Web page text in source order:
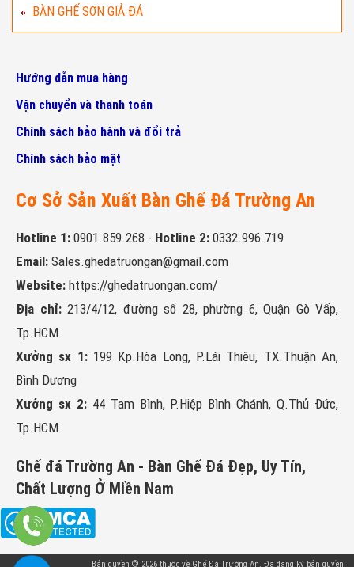
BÀN GHẾ SƠN GIẢ ĐÁ
Hướng dẫn mua hàng
Vận chuyển và thanh toán
Chính sách bảo hành và đổi trả
Chính sách bảo mật
Cơ Sở Sản Xuất Bàn Ghế Đá Trường An
Hotline 1: 0901.859.268 - Hotline 2: 0332.996.719
Email: Sales.ghedatruongan@gmail.com
Website: https://ghedatruongan.com/
Địa chỉ:213/4/12, đường số 28, phường 6, Quận Gò Vấp,
Tp.HCM
Xưởng sx 1:199 Kp.Hòa Long, P.Lái Thiêu, TX.Thuận An,
Bình Dương
Xưởng sx 2:44 Tam Bình, P.Hiệp Bình Chánh, Q.Thủ Đức,
Tp.HCM
Ghế đá Trường An - Bàn Ghế Đá Đẹp, Uy Tín,
Chất Lượng Ở Miền Nam
Bản quyền © 2026 thuộc về Ghế Đá Trường An . Đã đăng ký bản quyền.